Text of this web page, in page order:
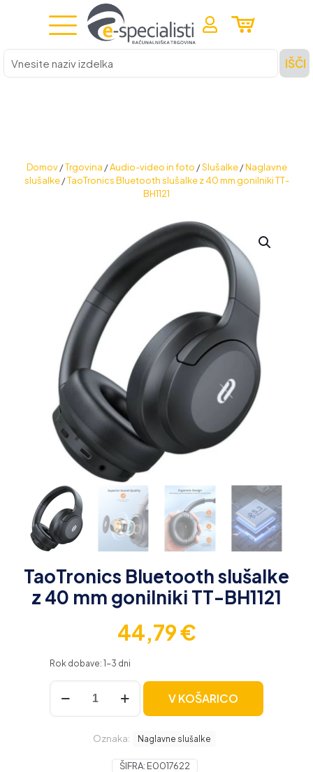
Vnesite
naziv
izdelka
IŠČI
Domov /Trgovina /Audio-video in foto /Slušalke /Naglavne
slušalke /TaoTronics Bluetooth slušalke z 40 mm gonilniki TT-
BH1121
TaoTronics Bluetooth slušalke
z 40 mm gonilniki TT-BH1121
44,79€
Rok dobave: 1-3 dni
TaoTronics
Bluetooth
slušalke
V KOŠARICO
Oznaka: Naglavne slušalke
ŠIFRA: E0017622